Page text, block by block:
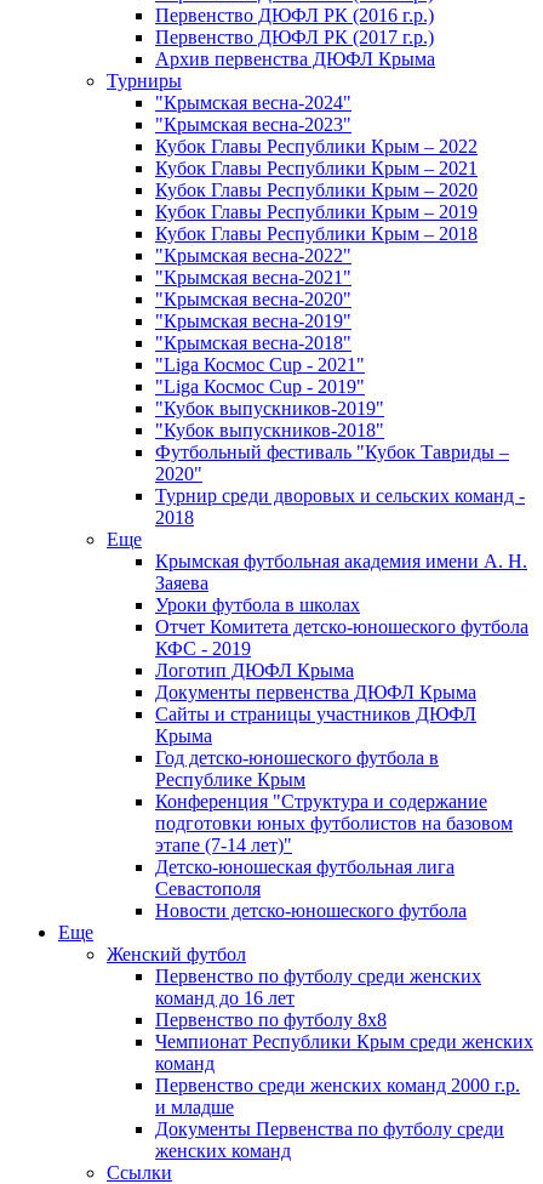
Первенство ДЮФЛ РК (2016 г.р.)
Первенство ДЮФЛ РК (2017 г.р.)
Архив первенства ДЮФЛ Крыма
Турниры
"Крымская весна-2024"
"Крымская весна-2023"
Кубок Главы Республики Крым – 2022
Кубок Главы Республики Крым – 2021
Кубок Главы Республики Крым – 2020
Кубок Главы Республики Крым – 2019
Кубок Главы Республики Крым – 2018
"Крымская весна-2022"
"Крымская весна-2021"
"Крымская весна-2020"
"Крымская весна-2019"
"Крымская весна-2018"
"Liga Космос Cup - 2021"
"Liga Космос Cup - 2019"
"Кубок выпускников-2019"
"Кубок выпускников-2018"
Футбольный фестиваль "Кубок Тавриды –
2020"
Турнир среди дворовых и сельских команд -
2018
Еще
Крымская футбольная академия имени А. Н.
Заяева
Уроки футбола в школах
Отчет Комитета детско-юношеского футбола
КФС - 2019
Логотип ДЮФЛ Крыма
Документы первенства ДЮФЛ Крыма
Сайты и страницы участников ДЮФЛ
Крыма
Год детско-юношеского футбола в
Республике Крым
Конференция "Структура и содержание
подготовки юных футболистов на базовом
этапе (7-14 лет)"
Детско-юношеская футбольная лига
Севастополя
Новости детско-юношеского футбола
Еще
Женский футбол
Первенство по футболу среди женских
команд до 16 лет
Первенство по футболу 8х8
Чемпионат Республики Крым среди женских
команд
Первенство среди женских команд 2000 г.р.
и младше
Документы Первенства по футболу среди
женских команд
Ссылки